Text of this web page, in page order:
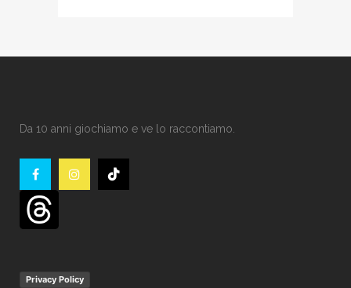
Da 10 anni giochiamo e ve lo raccontiamo.
Privacy Policy